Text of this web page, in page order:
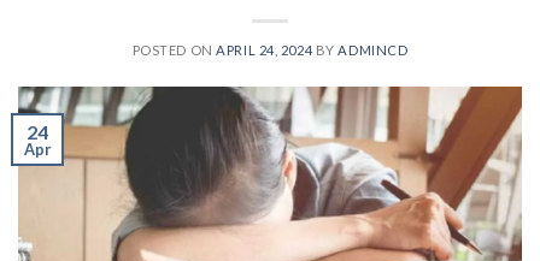
POSTED ON APRIL 24, 2024 BY ADMINCD
24
Apr